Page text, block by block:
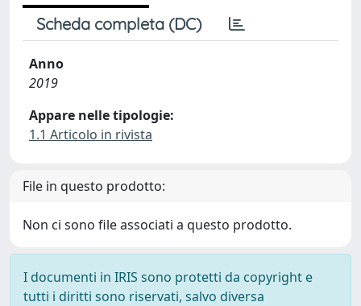
Scheda completa (DC)
Anno
2019
Appare nelle tipologie:
1.1 Articolo in rivista
File in questo prodotto:
Non ci sono file associati a questo prodotto.
I documenti in IRIS sono protetti da copyright e
tutti i diritti sono riservati, salvo diversa